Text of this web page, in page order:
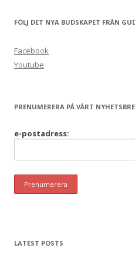
FÖLJ DET NYA BUDSKAPET FRÅN
Facebook
Youtube
PRENUMERERA PÅ VÅRT
e-postadress:
LATEST POSTS